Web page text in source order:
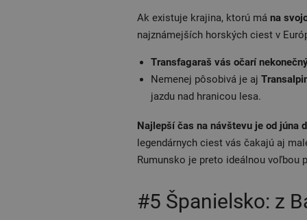
Ak existuje krajina, ktorú má na
najznámejších horských ciest v
Transfagaraš vás očarí
Nemenej pôsobivá je aj
jazdu nad hranicou lesa.
Najlepší čas na návštevu je od júna
legendárnych ciest vás čakajú aj
Rumunsko je preto ideálnou voľbou
#5 Španielsko: z